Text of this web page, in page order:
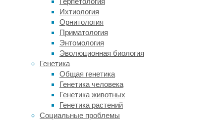
Ихтиология
Орнитология
Приматология
Энтомология
Эволюционная биология
Генетика
Общая генетика
Генетика человека
Генетика животных
Генетика растений
Социальные проблемы
обработки
больших
зон:
ноги
полностью
можно
обработать
за
40–
60
минут.